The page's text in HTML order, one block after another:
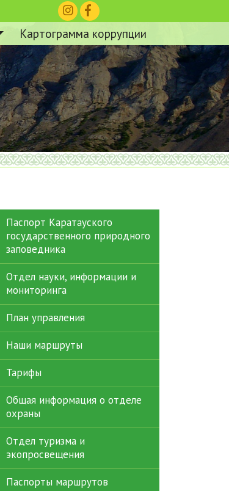
Картограмма коррупции
Паспорт Каратауского
государственного природного
заповедника
Отдел науки, информации и
мониторинга
План управления
Наши маршруты
Тарифы
Общая информация о отделе
охраны
Отдел туризма и
экопросвещения
Паспорты маршрутов